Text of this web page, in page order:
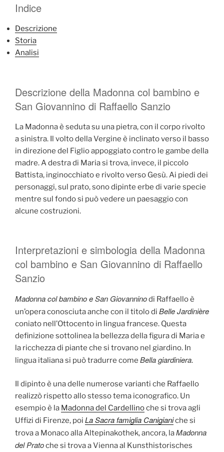
Indice
Descrizione
Storia
Analisi
Descrizione della Madonna col bambino e
San Giovannino di Raffaello Sanzio
La Madonna è seduta su una pietra, con il corpo rivolto
a sinistra. Il volto della Vergine è inclinato verso il basso
in direzione del Figlio appoggiato contro le gambe della
madre. A destra di Maria si trova, invece, il piccolo
Battista, inginocchiato e rivolto verso Gesù. Ai piedi dei
personaggi, sul prato, sono dipinte erbe di varie specie
mentre sul fondo si può vedere un paesaggio con
alcune costruzioni.
Interpretazioni e simbologia della Madonna
col bambino e San Giovannino di Raffaello
Sanzio
Madonna col bambino e San Giovanninodi Raffaello è
un’opera conosciuta anche con il titolo di Belle Jardinière
coniato nell’Ottocento in lingua francese. Questa
definizione sottolinea la bellezza della figura di Maria e
la ricchezza di piante che si trovano nel giardino. In
lingua italiana si può tradurre come Bella giardiniera.
Il dipinto è una delle numerose varianti che Raffaello
realizzò rispetto allo stesso tema iconografico. Un
esempio è la Madonna del Cardellinoche si trova agli
Uffizi di Firenze, poi La Sacra famiglia Canigianiche si
trova a Monaco alla Altepinakothek, ancora, laMadonna
del Pratoche si trova a Vienna al Kunsthistorisches